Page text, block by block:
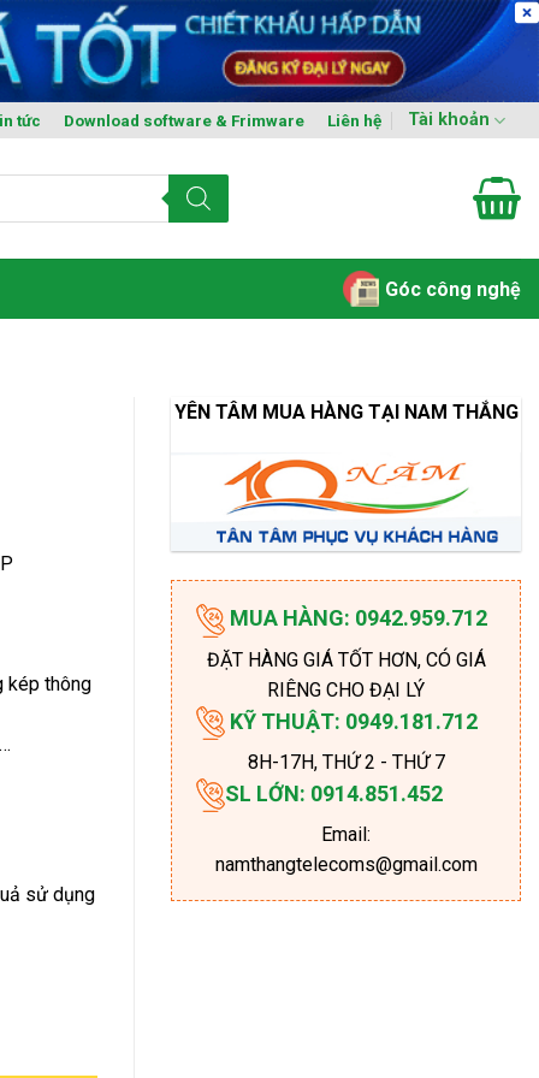
tức Download software & Frimware Liên hệ Tài khoản
Góc công nghệ
kép thông
sử dụng
YÊN TÂM MUA HÀNG TẠI NAM THẮNG
MUA HÀNG: 0942.959.712
ĐẶT HÀNG GIÁ TỐT HƠN, CÓ GIÁ
RIÊNG CHO ĐẠI LÝ
KỸ THUẬT: 0949.181.712
8H-17H, THỨ 2 - THỨ 7
SL LỚN: 0914.851.452
Email:
namthangtelecoms@gmail.com